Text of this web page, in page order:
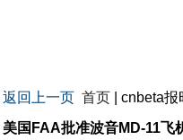
返回上一页 首页 | cnbeta
美国FAA批准波音MD-11飞